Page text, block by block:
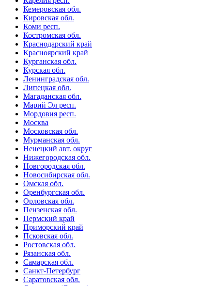
Кемеровская обл.
Кировская обл.
Коми респ.
Костромская обл.
Краснодарский край
Красноярский край
Курганская обл.
Курская обл.
Ленинградская обл.
Липецкая обл.
Магаданская обл.
Марий Эл респ.
Мордовия респ.
Москва
Московская обл.
Мурманская обл.
Ненецкий авт. округ
Нижегородская обл.
Новгородская обл.
Новосибирская обл.
Омская обл.
Оренбургская обл.
Орловская обл.
Пензенская обл.
Пермский край
Приморский край
Псковская обл.
Ростовская обл.
Рязанская обл.
Самарская обл.
Санкт-Петербург
Саратовская обл.